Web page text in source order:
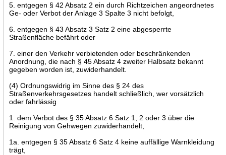
5. entgegen § 42 Absatz 2 ein durch Richtzeichen angeordnetes
Ge- oder Verbot der Anlage 3 Spalte 3 nicht befolgt,
6. entgegen § 43 Absatz 3 Satz 2 eine abgesperrte
Straßenfläche befährt oder
7. einer den Verkehr verbietenden oder beschränkenden
Anordnung, die nach § 45 Absatz 4 zweiter Halbsatz bekannt
gegeben worden ist, zuwiderhandelt.
(4) Ordnungswidrig im Sinne des § 24 des
Straßenverkehrsgesetzes handelt schließlich, wer vorsätzlich
oder fahrlässig
1. dem Verbot des § 35 Absatz 6 Satz 1, 2 oder 3 über die
Reinigung von Gehwegen zuwiderhandelt,
1a. entgegen § 35 Absatz 6 Satz 4 keine auffällige Warnkleidung
trägt,